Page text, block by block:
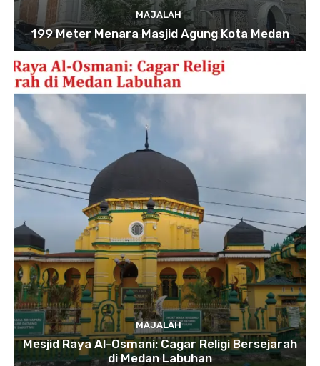
MAJALAH
199 Meter Menara Masjid Agung Kota Medan
MAJALAH
Mesjid Raya Al-Osmani: Cagar Religi Bersejarah
di Medan Labuhan